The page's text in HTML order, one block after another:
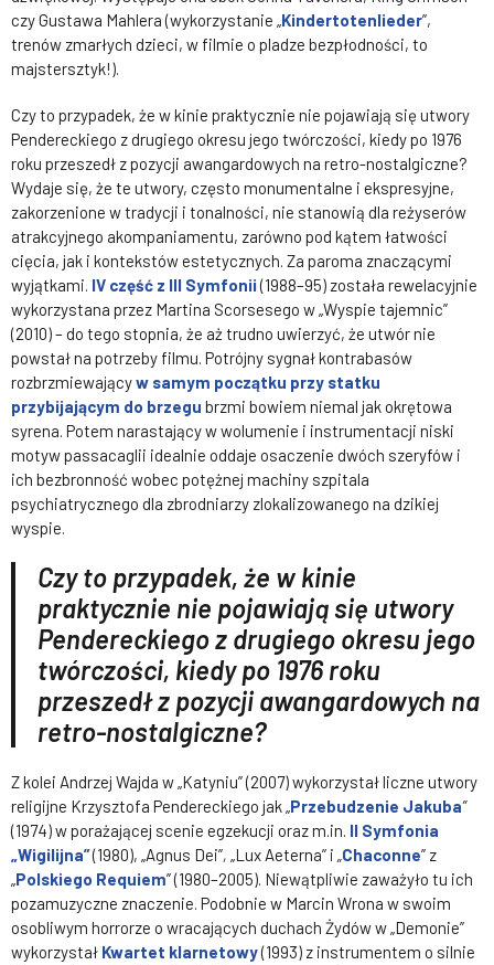
czy Gustawa Mahlera (wykorzystanie „Kindertotenlieder”,
trenów zmarłych dzieci, w filmie o pladze bezpłodności, to
majstersztyk!).
Czy to przypadek, że w kinie praktycznie nie pojawiają się utwory
Pendereckiego z drugiego okresu jego twórczości, kiedy po 1976
roku przeszedł z pozycji awangardowych na retro-nostalgiczne?
Wydaje się, że te utwory, często monumentalne i ekspresyjne,
zakorzenione w tradycji i tonalności, nie stanowią dla reżyserów
atrakcyjnego akompaniamentu, zarówno pod kątem łatwości
cięcia, jak i kontekstów estetycznych. Za paroma znaczącymi
wyjątkami. IV część z III Symfonii(1988–95) została rewelacyjnie
wykorzystana przez Martina Scorsesego w „Wyspie tajemnic”
(2010) – do tego stopnia, że aż trudno uwierzyć, że utwór nie
powstał na potrzeby filmu. Potrójny sygnał kontrabasów
rozbrzmiewającyw samym początku przy statku
przybijającym do brzegu brzmi bowiem niemal jak okrętowa
syrena. Potem narastający w wolumenie i instrumentacji niski
motyw passacaglii idealnie oddaje osaczenie dwóch szeryfów i
ich bezbronność wobec potężnej machiny szpitala
psychiatrycznego dla zbrodniarzy zlokalizowanego na dzikiej
wyspie.
Czy to przypadek, że w kinie
praktycznie nie pojawiają się utwory
Pendereckiego z drugiego okresu jego
twórczości, kiedy po 1976 roku
przeszedł z pozycji awangardowych na
retro-nostalgiczne?
Z kolei Andrzej Wajda w „Katyniu” (2007) wykorzystał liczne utwory
religijne Krzysztofa Pendereckiego jak „Przebudzenie Jakuba”
(1974) w porażającej scenie egzekucji oraz m.in. II Symfonia
„Wigilijna”(1980), „Agnus Dei”, „Lux Aeterna” i „Chaconne” z
„Polskiego Requiem” (1980–2005). Niewątpliwie zaważyło tu ich
pozamuzyczne znaczenie. Podobnie w Marcin Wrona w swoim
osobliwym horrorze o wracających duchach Żydów w „Demonie”
wykorzystał Kwartet klarnetowy(1993) z instrumentem o silnie